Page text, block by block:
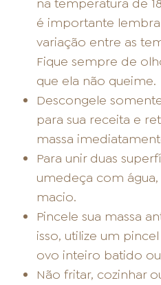
na temperatura de
é importante
variação entre as
Fique sempre de
que ela não queime.
Descongele
para sua receita e
massa
Para unir duas
umedeça com
macio.
Pincele sua massa
isso, utilize um
ovo inteiro batido
Não fritar, cozinhar